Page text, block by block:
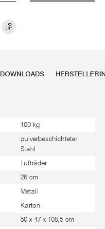
DOWNLOADS
100 kg
pulverbeschichteter
Stahl
Lufträder
26 cm
Metall
Karton
50 x 47 x 108,5 cm